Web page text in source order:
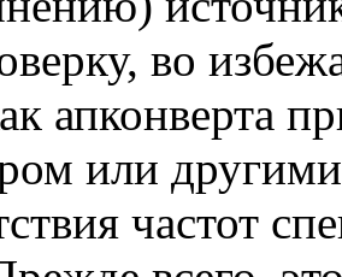
во
апконверта
или
частот